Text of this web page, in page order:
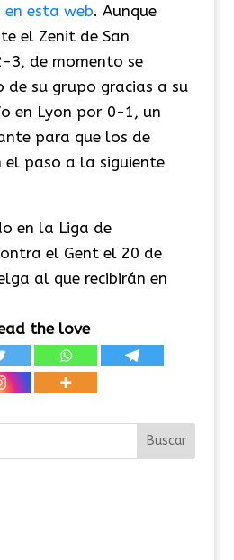
en esta web. Aunque
el Zenit de San
3, de momento se
de su grupo gracias a su
en Lyon por 0-1, un
para que los de
el paso a la siguiente
en la Liga de
el Gent el 20 de
al que recibirán en
the love